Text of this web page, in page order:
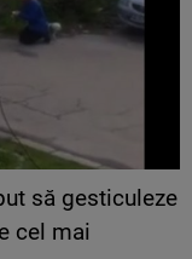
să gesticuleze
cel mai